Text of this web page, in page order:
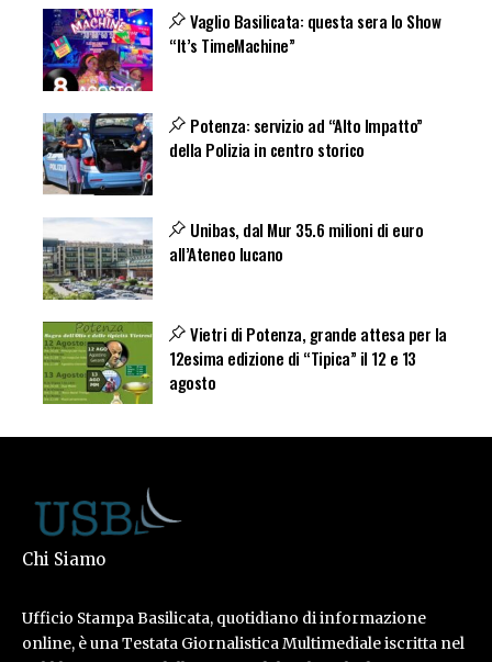
Vaglio Basilicata: questa sera lo Show
“It’s TimeMachine”
Potenza: servizio ad “Alto Impatto”
della Polizia in centro storico
Unibas, dal Mur 35.6 milioni di euro
all’Ateneo lucano
Vietri di Potenza, grande attesa per la
12esima edizione di “Tipica” il 12 e 13
agosto
Chi Siamo
Ufficio Stampa Basilicata, quotidiano di informazione
online, è una Testata Giornalistica Multimediale iscritta nel